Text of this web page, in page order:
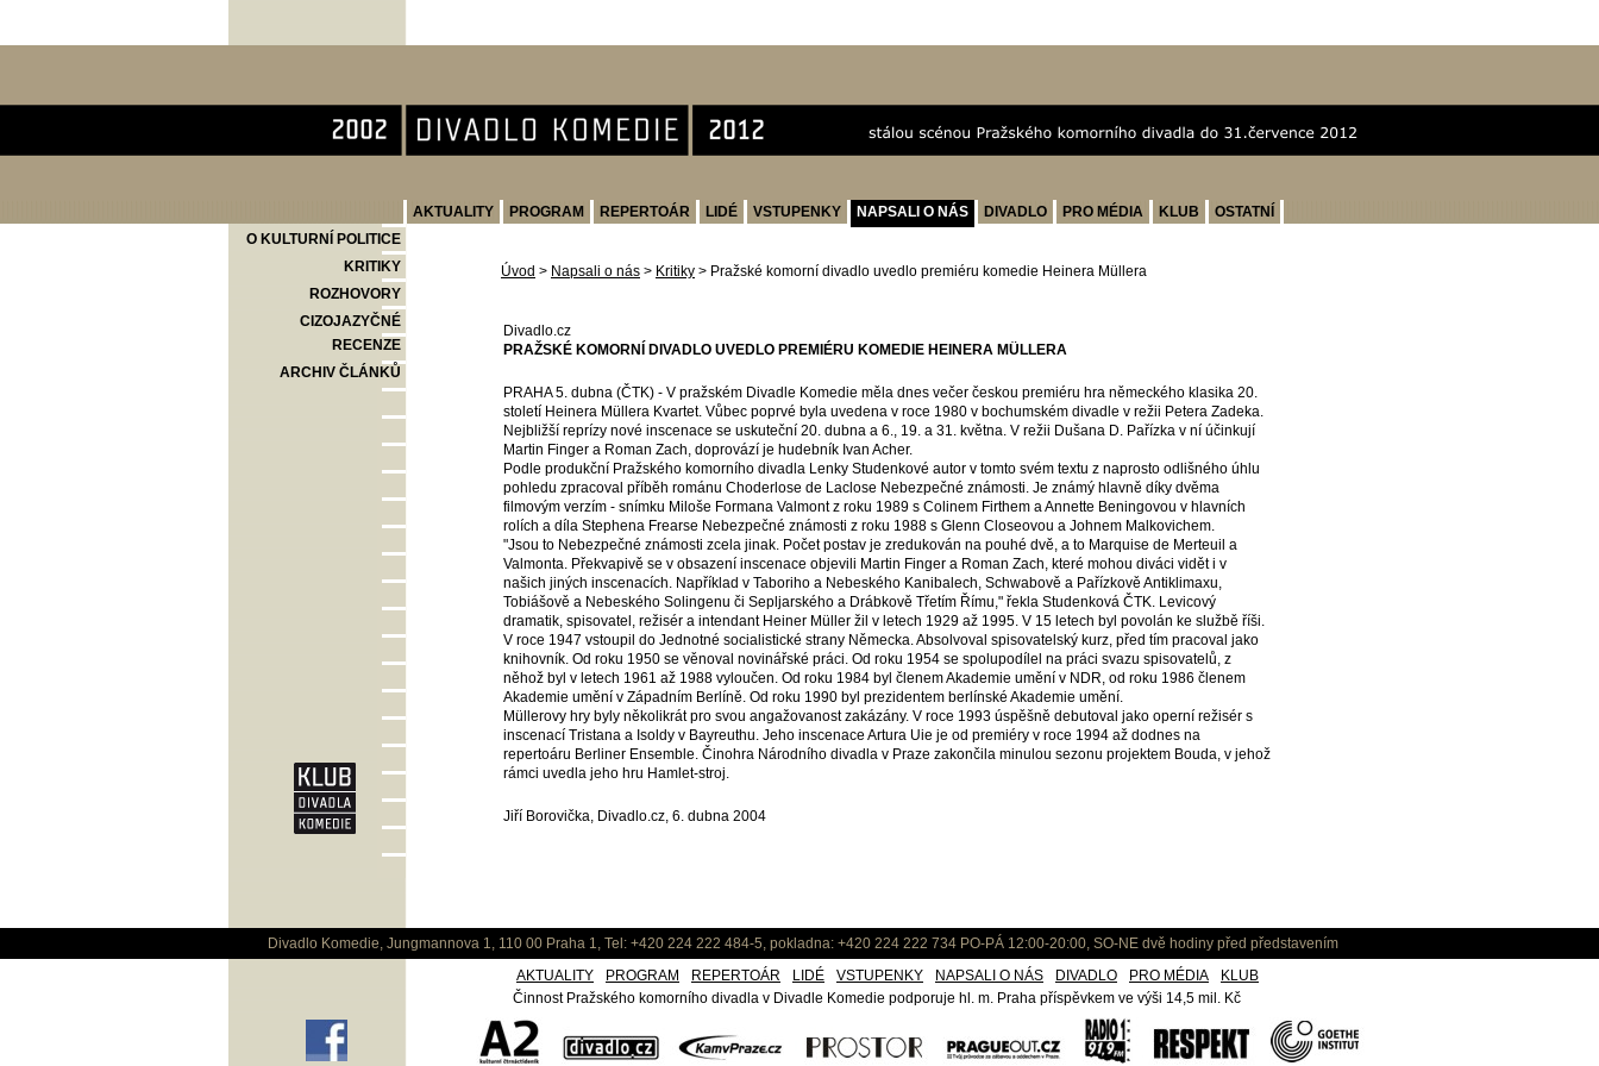
AKTUALITY PROGRAM REPERTOÁR LIDÉ VSTUPENKY NAPSALI O NÁS DIVADLO PRO MÉDIA KLUB
OSTATNÍ
O KULTURNÍ POLITICE
KRITIKY
ROZHOVORY
CIZOJAZYČNÉ
RECENZE
ARCHIV ČLÁNKŮ
Úvod > Napsali o nás > Kritiky > Pražské komorní divadlo uvedlo premiéru komedie Heinera Müllera
Divadlo.cz
PRAŽSKÉ KOMORNÍ DIVADLO UVEDLO PREMIÉRU KOMEDIE HEINERA MÜLLERA
PRAHA 5. dubna (ČTK) - V pražském Divadle Komedie měla dnes večer českou premiéru hra německého klasika 20.
století Heinera Müllera Kvartet. Vůbec poprvé byla uvedena v roce 1980 v bochumském divadle v režii Petera Zadeka.
Nejbližší reprízy nové inscenace se uskuteční 20. dubna a 6., 19. a 31. května. V režii Dušana D. Pařízka v ní účinkují
Martin Finger a Roman Zach, doprovází je hudebník Ivan Acher.
Podle produkční Pražského komorního divadla Lenky Studenkové autor v tomto svém textu z naprosto odlišného úhlu
pohledu zpracoval příběh románu Choderlose de Laclose Nebezpečné známosti. Je známý hlavně díky dvěma
filmovým verzím - snímku Miloše Formana Valmont z roku 1989 s Colinem Firthem a Annette Beningovou v hlavních
rolích a díla Stephena Frearse Nebezpečné známosti z roku 1988 s Glenn Closeovou a Johnem Malkovichem.
"Jsou to Nebezpečné známosti zcela jinak. Počet postav je zredukován na pouhé dvě, a to Marquise de Merteuil a
Valmonta. Překvapivě se v obsazení inscenace objevili Martin Finger a Roman Zach, které mohou diváci vidět i v
našich jiných inscenacích. Například v Taboriho a Nebeského Kanibalech, Schwabově a Pařízkově Antiklimaxu,
Tobiášově a Nebeského Solingenu či Sepljarského a Drábkově Třetím Římu," řekla Studenková ČTK. Levicový
dramatik, spisovatel, režisér a intendant Heiner Müller žil v letech 1929 až 1995. V 15 letech byl povolán ke službě říši.
V roce 1947 vstoupil do Jednotné socialistické strany Německa. Absolvoval spisovatelský kurz, před tím pracoval jako
knihovník. Od roku 1950 se věnoval novinářské práci. Od roku 1954 se spolupodílel na práci svazu spisovatelů, z
něhož byl v letech 1961 až 1988 vyloučen. Od roku 1984 byl členem Akademie umění v NDR, od roku 1986 členem
Akademie umění v Západním Berlíně. Od roku 1990 byl prezidentem berlínské Akademie umění.
Müllerovy hry byly několikrát pro svou angažovanost zakázány. V roce 1993 úspěšně debutoval jako operní režisér s
inscenací Tristana a Isoldy v Bayreuthu. Jeho inscenace Artura Uie je od premiéry v roce 1994 až dodnes na
repertoáru Berliner Ensemble. Činohra Národního divadla v Praze zakončila minulou sezonu projektem Bouda, v jehož
rámci uvedla jeho hru Hamlet-stroj.
Jiří Borovička, Divadlo.cz, 6. dubna 2004
Divadlo Komedie, Jungmannova 1, 110 00 Praha 1, Tel: +420 224 222 484-5, pokladna: +420 224 222 734 PO-PÁ 12:00-20:00, SO-NE dvě hodiny před představením
AKTUALITY
PROGRAM REPERTOÁR LIDÉ VSTUPENKY NAPSALI O NÁS DIVADLO PRO MÉDIA
KLUB
Činnost Pražského komorního divadla v Divadle Komedie podporuje hl. m. Praha příspěvkem ve výši 14,5 mil. Kč